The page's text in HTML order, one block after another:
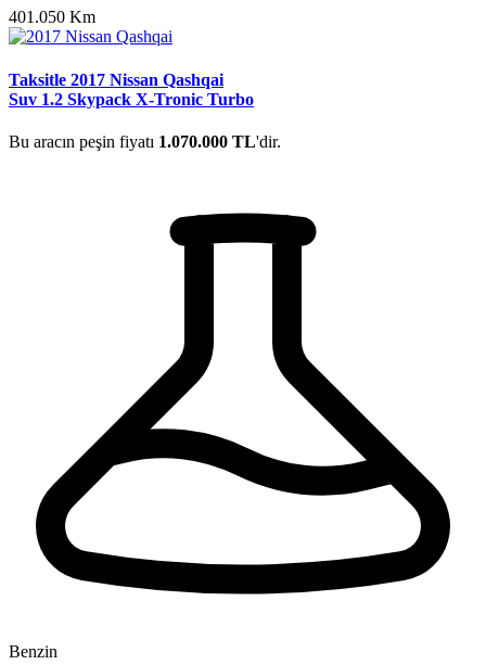
401.050 Km
Taksitle 2017 Nissan Qashqai
Suv 1.2 Skypack X-Tronic Turbo
Bu aracın peşin fiyatı 1.070.000 TL'dir.
Benzin